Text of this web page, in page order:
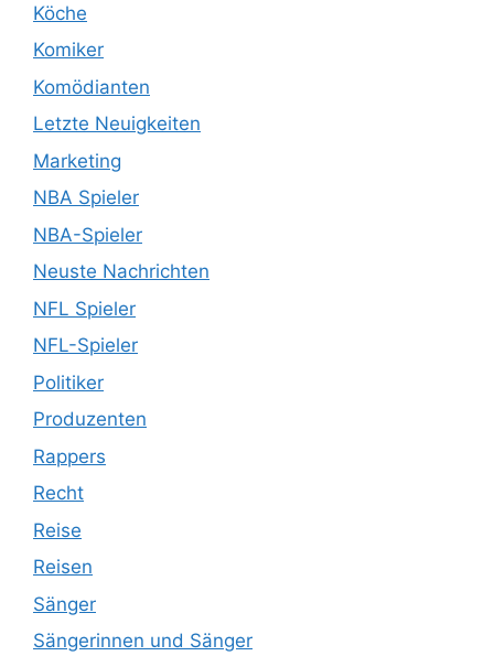
Köche
Komiker
Komödianten
Letzte Neuigkeiten
Marketing
NBA Spieler
NBA-Spieler
Neuste Nachrichten
NFL Spieler
NFL-Spieler
Politiker
Produzenten
Rappers
Recht
Reise
Reisen
Sänger
Sängerinnen und Sänger